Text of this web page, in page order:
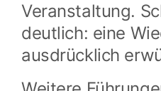
Veranstaltung.
deutlich: eine
ausdrücklich